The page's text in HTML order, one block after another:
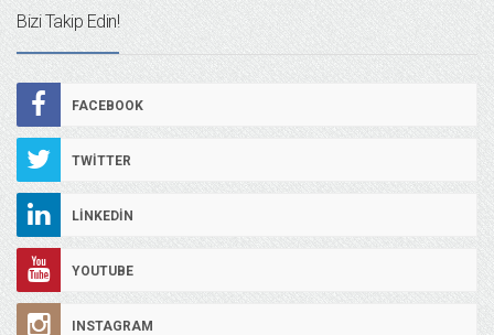
Bizi Takip Edin!
FACEBOOK
TWITTER
LINKEDIN
YOUTUBE
INSTAGRAM